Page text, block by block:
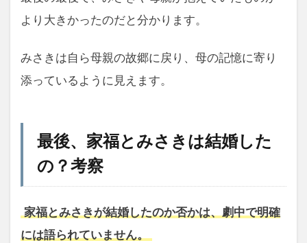
より大きかったのだと分かります。
みさきは自ら母親の故郷に戻り、母の記憶に寄り
添っているように見えます。
最後、家福とみさきは結婚した
の？考察
家福とみさきが結婚したのか否かは、劇中で明確
には語られていません。